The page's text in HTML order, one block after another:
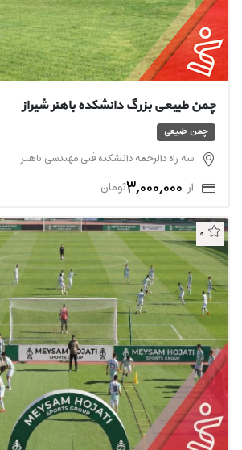
چمن طبیعی بزرگ دانشکده باهنر شیراز
چمن طبیعی
سه راه دالرحمه دانشکده فنی مهندسی باهنر
از 3,000,000تومان
0